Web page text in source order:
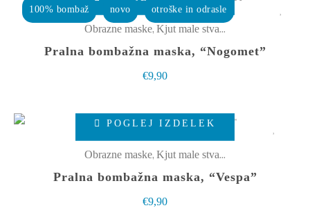
100% bombaž novo otroške in odrasle
več
izberete
na
izdelka
Obrazne maske, Kjut male stvarce
Pralna bombažna maska, “Nogomet”
€9,90
POGLEJ IZDELEK
Ta
več
Obrazne maske, Kjut male stvarce
Pralna bombažna maska, “Vespa”
€9,90